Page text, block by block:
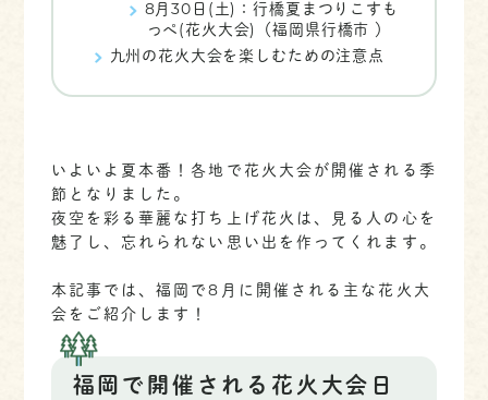
8月30日(土)：行橋夏まつりこすも
っぺ(花火大会)（福岡県行橋市 ）
九州の花火大会を楽しむための注意点
いよいよ夏本番！各地で花火大会が開催される季
節となりました。
夜空を彩る華麗な打ち上げ花火は、見る人の心を
魅了し、忘れられない思い出を作ってくれます。
本記事では、福岡で8月に開催される主な花火大
会をご紹介します！
福岡で開催される花火大会日